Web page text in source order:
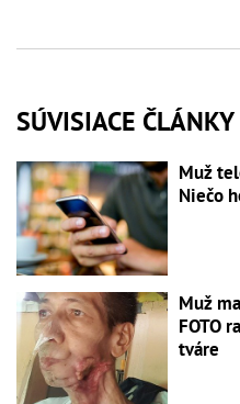
SÚVISIACE ČLÁNKY
Muž
Niečo
Muž
FOTO
tváre